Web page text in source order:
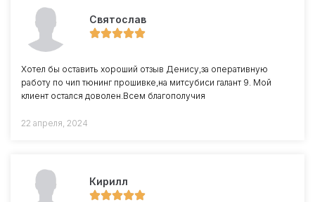
Святослав
Хотел бы оставить хороший отзыв Денису,за оперативную
работу по чип тюнинг прошивке,на митсубиси галант 9. Мой
клиент остался доволен.Всем благополучия
22 апреля, 2024
Кирилл